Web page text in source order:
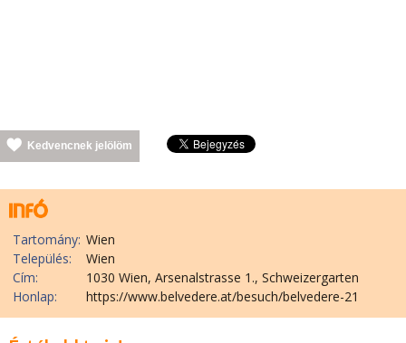
Kedvencnek jelölöm
Tartomány: Wien
Település:
Wien
Cím:
1030 Wien, Arsenalstrasse 1., Schweizergarten
Honlap:
https://www.belvedere.at/besuch/belvedere-21